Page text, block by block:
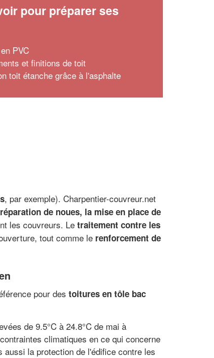
pour préparer ses
PVC
et finitions de toit
toit étanche grâce à l'asphalte
, par exemple). Charpentier-couvreur.net
réparation de noues, la mise en place de
les couvreurs. Le traitement contre les
tout comme le renforcement de
pour des toitures en tôle bac
de 9.5°C à 24.8°C de mai à
climatiques en ce qui concerne
la protection de l'édifice contre les
En savoir plus